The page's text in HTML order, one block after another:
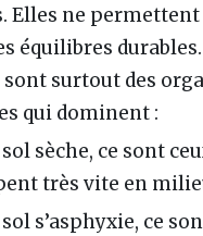
Elles ne permettent
équilibres
sont surtout des
qui dominent :
sèche, ce sont
très vite en
s’asphyxie, ce